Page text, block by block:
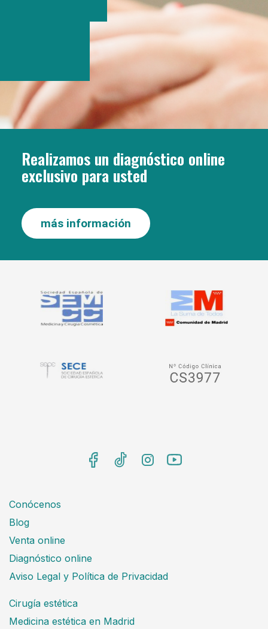
Realizamos un diagnóstico online
exclusivo para usted
más información
Conócenos
Blog
Venta online
Diagnóstico online
Aviso Legal y Política de Privacidad
Cirugía estética
Medicina estética en Madrid